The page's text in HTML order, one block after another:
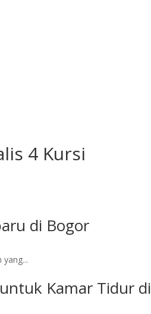
4 Kursi
di Bogor
Kamar Tidur di